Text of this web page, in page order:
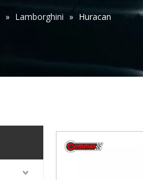
» Lamborghini » Huracan